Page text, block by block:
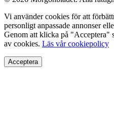
Vi använder cookies för att
personligt anpassade annonser
Genom att klicka på "Acceptera"
av cookies. Läs vår cookiepolicy
Acceptera